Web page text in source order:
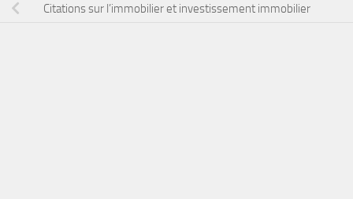
Citations sur l’immobilier et investissement immobilier